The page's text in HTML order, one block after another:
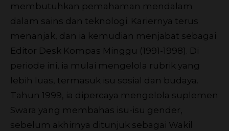
membutuhkan pemahaman mendalam
dalam sains dan teknologi. Kariernya terus
menanjak, dan ia kemudian menjabat sebagai
Editor Desk Kompas Minggu (1991-1998). Di
periode ini, ia mulai mengelola rubrik yang
lebih luas, termasuk isu sosial dan budaya.
Tahun 1999, ia dipercaya mengelola suplemen
Swara yang membahas isu-isu gender,
sebelum akhirnya ditunjuk sebagai Wakil